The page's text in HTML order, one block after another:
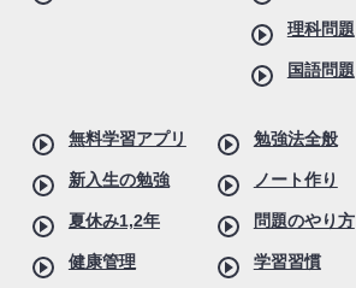
理科問題
国語問題
無料学習アプリ
新入生の勉強
夏休み1,2年
健康管理
勉強法全般
ノート作り
問題のやり方
学習習慣